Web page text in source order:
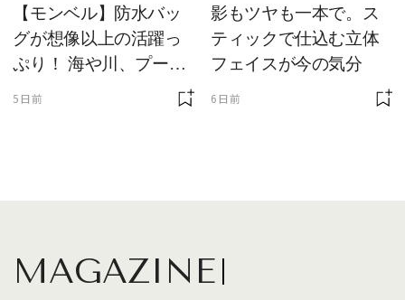
【モンベル】防水バッ
グが想像以上の活躍っ
ぷり！ 海や川、プール
5日前
影もツヤも一本で。ス
ティックで仕込む立体
フェイスが今の気分
6日前
MAGAZINE